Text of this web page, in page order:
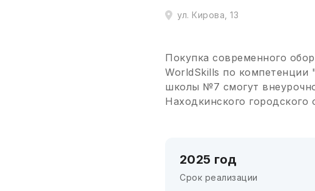
ул. Кирова, 13
Покупка современного
WorldSkills по компетенции
школы №7 смогут
Находкинского городского
2025 год
Срок реализации